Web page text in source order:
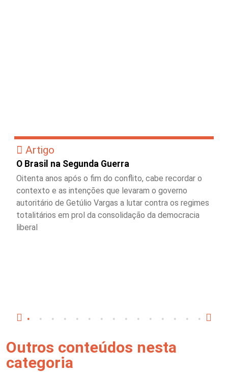
Artigo
O Brasil na Segunda Guerra
Oitenta anos após o fim do conflito, cabe recordar o
contexto e as intenções que levaram o governo
autoritário de Getúlio Vargas a lutar contra os regimes
totalitários em prol da consolidação da democracia
liberal
Outros conteúdos nesta
categoria